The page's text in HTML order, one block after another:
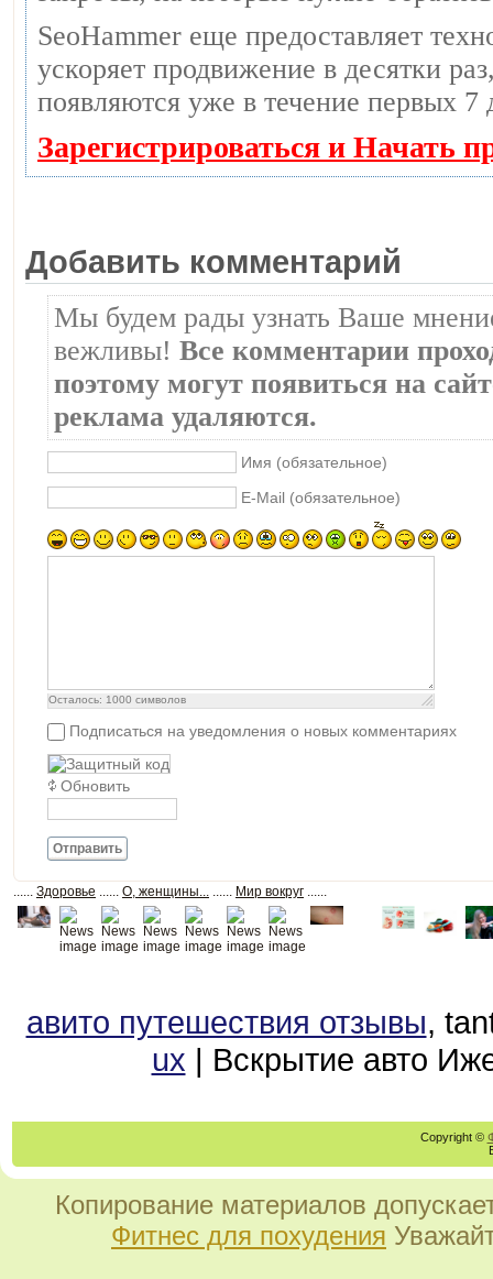
SeoHammer еще предоставляет
ускоряет продвижение в десятки
появляются уже в течение первых 7
Зарегистрироваться и Начать
Добавить комментарий
Мы будем рады узнать Ваше
вежливы! Все комментарии
поэтому могут появиться на
реклама удаляются.
Имя (обязательное)
E-Mail (обязательное)
Осталось: 1000 символов
Подписаться на уведомления о новых комментариях
Обновить
Отправить
...... Здоровье ...... О, женщины... ...... Мир вокруг ......
авито путешествия отзывы,
ux | Вскрытие авто
Copyright ©
Копирование материалов
Фитнес для похудения